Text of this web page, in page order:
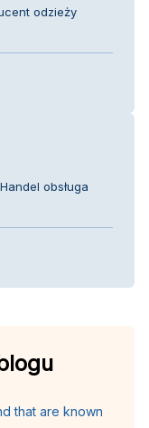
odzieży
obsługa
that are known